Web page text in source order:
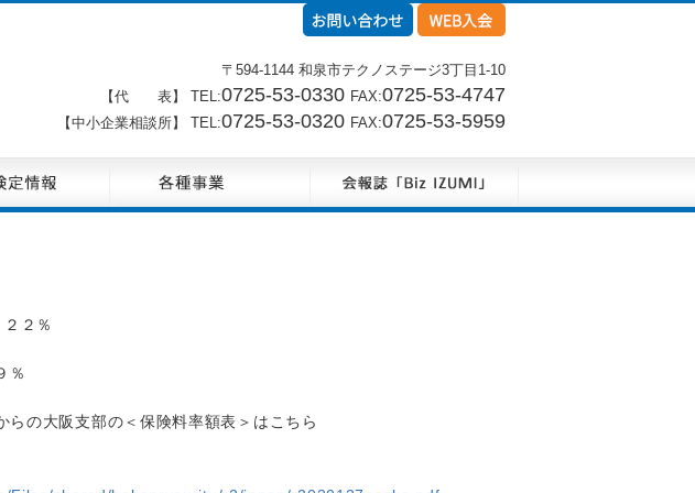
〒594-1144 和泉市テクノステージ3丁目1-10
【代 表】 TEL:0725-53-0330 FAX:0725-53-4747
【中小企業相談所】 TEL:0725-53-0320 FAX:0725-53-5959
２％
％
の大阪支部の＜保険料率額表＞はこちら